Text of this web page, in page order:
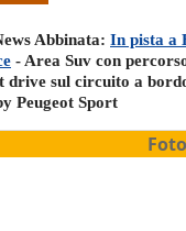
Abbinata: In pista a
- Area Suv con
drive sul circuito a
Peugeot Sport